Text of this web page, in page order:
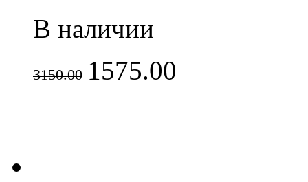
В наличии
3150.00 1575.00